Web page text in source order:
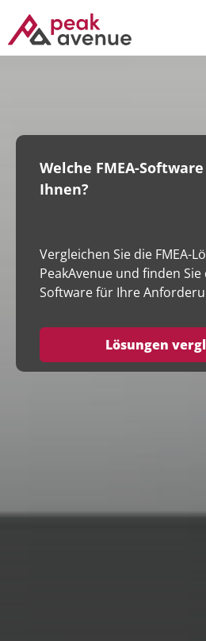
Welche FMEA-
Ihnen?
Vergleichen Sie die FMEA-
PeakAvenue und finden
Software für Ihre
Lösungen